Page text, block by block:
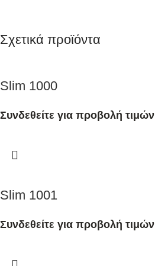
Σχετικά προϊόντα
Slim 1000
Συνδεθείτε για προβολή τιμών
Slim 1001
Συνδεθείτε για προβολή τιμών